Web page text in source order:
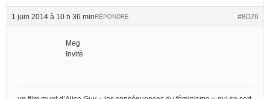
1 juin 2014 à 10 h 36 min #8026
RÉPONDRE
Meg
Invité